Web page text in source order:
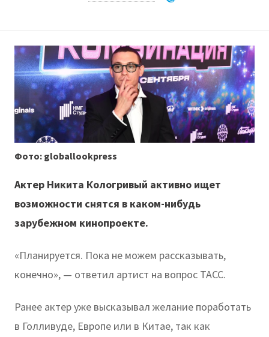
Фото: globallookpress
Актер Никита Кологривый активно ищет
возможности снятся в каком-нибудь
зарубежном кинопроекте.
«Планируется. Пока не можем рассказывать,
конечно», — ответил артист на вопрос ТАСС.
Ранее актер уже высказывал желание поработать
в Голливуде, Европе или в Китае, так как